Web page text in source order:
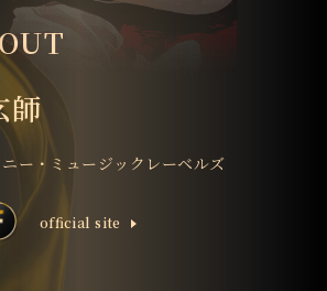
師
ー・ミュージックレーベルズ
ofﬁcial site